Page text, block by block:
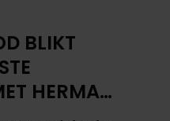
BLIKT
HERMAN
LOLA